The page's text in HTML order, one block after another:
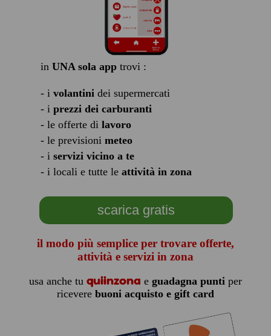
in UNA sola apptrovi :
- i volantinidei supermercati
- i prezzi dei carburanti
- le offerte di lavoro
- le previsioni meteo
- i servizi vicino a te
- i locali e tutte le attività in zona
scarica gratis
il modo più semplice per trovare offerte,
attività e servizi in zona
usa anche tu quiinzona e guadagna puntiper
ricevere buoni acquisto e gift card